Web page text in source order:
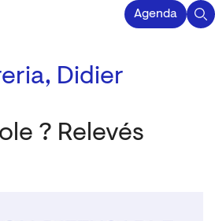
Agenda
Didier
? Relevés